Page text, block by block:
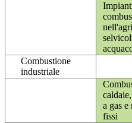
Combustione
industriale
a gas
fissi